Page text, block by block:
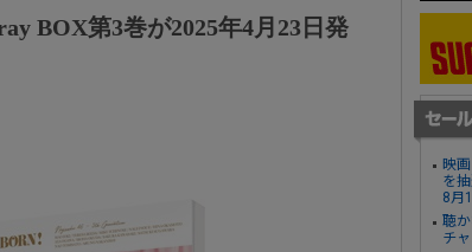
BOX第3巻が2025年4月23日発
映
を
8月
聴
チ